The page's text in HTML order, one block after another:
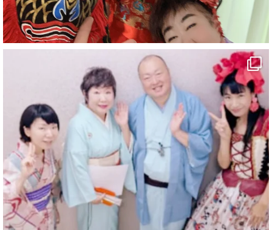
#旅行
#旅行動画
#一人旅
#観光スポット
#旅行好きと繋がりたい
7 X
マジシャン派遣 パッションプリンセス【公式】
@comedy_illusion · 4 8月
お疲れ様です
ブログ更新しました